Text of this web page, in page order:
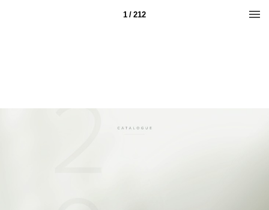
1 / 212